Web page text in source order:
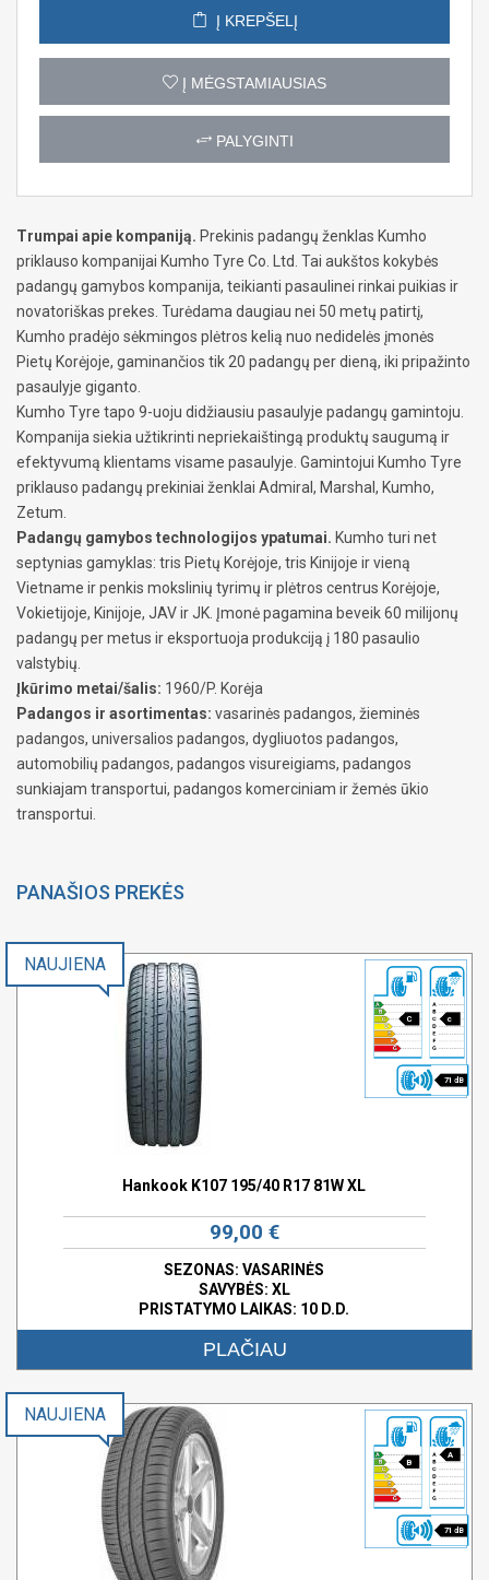
Į KREPŠELĮ
Į MĖGSTAMIAUSIAS
PALYGINTI
Trumpai apie kompaniją. Prekinis padangų ženklas Kumho
priklauso kompanijai Kumho Tyre Co. Ltd. Tai aukštos kokybės
padangų gamybos kompanija, teikianti pasaulinei rinkai puikias ir
novatoriškas prekes. Turėdama daugiau nei 50 metų patirtį,
Kumho pradėjo sėkmingos plėtros kelią nuo nedidelės įmonės
Pietų Korėjoje, gaminančios tik 20 padangų per dieną, iki pripažinto
pasaulyje giganto.
Kumho Tyre tapo 9-uoju didžiausiu pasaulyje padangų gamintoju.
Kompanija siekia užtikrinti nepriekaištingą produktų saugumą ir
efektyvumą klientams visame pasaulyje. Gamintojui Kumho Tyre
priklauso padangų prekiniai ženklai Admiral, Marshal, Kumho,
Zetum.
Padangų gamybos technologijos ypatumai. Kumho turi net
septynias gamyklas: tris Pietų Korėjoje, tris Kinijoje ir vieną
Vietname ir penkis mokslinių tyrimų ir plėtros centrus Korėjoje,
Vokietijoje, Kinijoje, JAV ir JK. Įmonė pagamina beveik 60 milijonų
padangų per metus ir eksportuoja produkciją į 180 pasaulio
valstybių.
Įkūrimo metai/šalis: 1960/P. Korėja
Padangos ir asortimentas: vasarinės padangos, žieminės
padangos, universalios padangos, dygliuotos padangos,
automobilių padangos, padangos visureigiams, padangos
sunkiajam transportui, padangos komerciniam ir žemės ūkio
transportui.
PANAŠIOS PREKĖS
C c
71 dB
NAUJIENA
Hankook K107 195/40 R17 81W XL
99,00 €
SEZONAS: VASARINĖS
SAVYBĖS: XL
PRISTATYMO LAIKAS: 10 D.D.
PLAČIAU
B
A
71 dB
NAUJIENA